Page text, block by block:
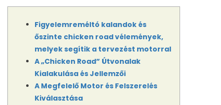
Figyelemreméltó kalandok és
őszinte chicken road vélemények,
melyek segítik a tervezést motorral
A „Chicken Road” Útvonalak
Kialakulása és Jellemzői
A Megfelelő Motor és Felszerelés
Kiválasztása